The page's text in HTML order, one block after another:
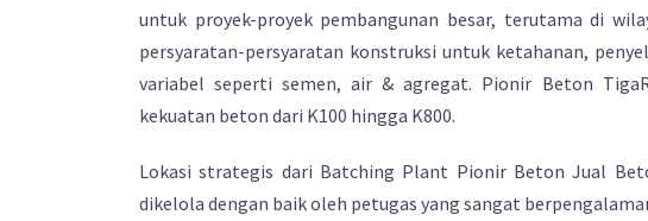
untuk proyek-proyek pembangunan besar, terutama di
persyaratan-persyaratan konstruksi untuk ketahanan,
variabel seperti semen, air & agregat. Pionir Beton
kekuatan beton dari K100 hingga K800.
Lokasi strategis dari Batching Plant Pionir Beton Jual
dikelola dengan baik oleh petugas yang sangat